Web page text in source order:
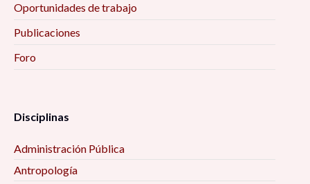
Oportunidades de trabajo
Publicaciones
Foro
Disciplinas
Administración Pública
Antropología